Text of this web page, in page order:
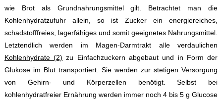
wie Brot als Grundnahrungsmittel gilt. Betrachtet man die
Kohlenhydratzufuhr allein, so ist Zucker ein energiereiches,
schadstofffreies, lagerfähiges und somit geeignetes Nahrungsmittel.
Letztendlich werden im Magen-Darmtrakt alle verdaulichen
Kohlenhydrate (2) zu Einfachzuckern abgebaut und in Form der
Glukose im Blut transportiert. Sie werden zur stetigen Versorgung
von Gehirn- und Körperzellen benötigt. Selbst bei
kohlenhydratfreier Ernährung werden immer noch 4 bis 5 g Glucose